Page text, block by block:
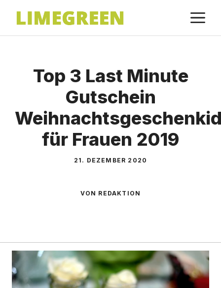
Inhalt
springen
Top 3 Last Minute
Gutschein
für Frauen 2019
21. DEZEMBER 2020
VON REDAKTION